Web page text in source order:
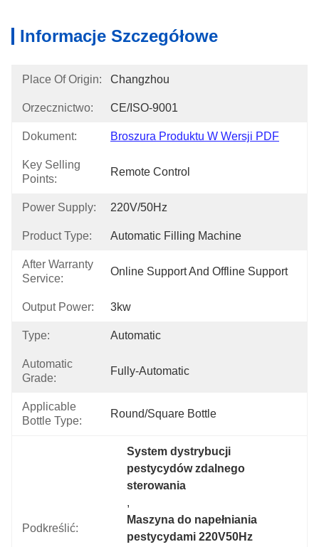
Informacje Szczegółowe
Place Of Origin: Changzhou
Orzecznictwo: CE/ISO-9001
Dokument: Broszura Produktu W Wersji PDF
Key Selling
Points:
Remote Control
Power Supply: 220V/50Hz
Product Type: Automatic Filling Machine
After Warranty
Service:
Online Support And Offline Support
Output Power: 3kw
Type: Automatic
Automatic
Grade:
Fully-Automatic
Applicable
Bottle Type:
Round/Square Bottle
Podkreślić:
System dystrybucji
pestycydów zdalnego
sterowania
,
Maszyna do napełniania
pestycydami 220V50Hz